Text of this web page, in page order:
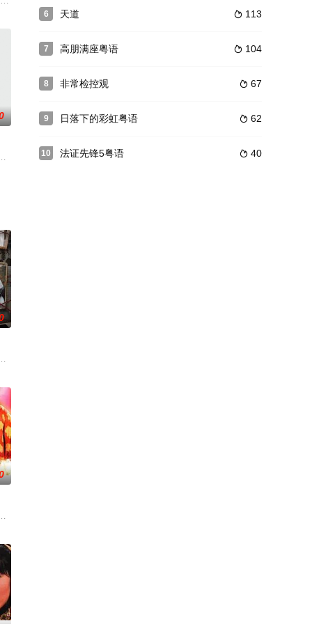
却被
，辗转来了香港，沦落为茶楼点心女侍。二十
城市，亦透过不同案件，揭示案中人背后的故事，探索社会阴暗一面。除了
家乐
废其武功，将他送往无我岛教化。皇极神算姚
甄宓（蔡少芬 饰），意外为曹植（马浚伟 饰）救于曹丕（陈豪 饰）的剑下
6  113
天道
7  104
高朋满座粤语
8  67
非常检控观
9  62
日落下的彩虹粤语
10  40
法证先锋5粤语